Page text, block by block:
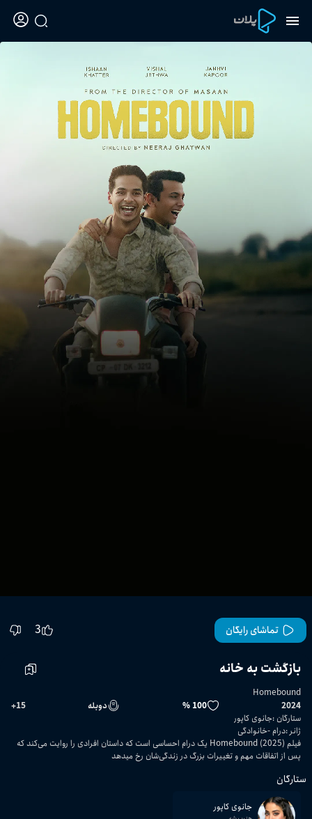
تماشای رایگان 3
بازگشت به خانه
Homebound
2024
100 % دوبله 15
+
ستارگان :جانوی کاپور
ژانر :درام خانوادگی
فیلم Homebound (2025) یک درام احساسی است که داستان افرادی را روایت می‌کند که
پس از اتفاقات مهم و تغییرات بزرگ در زندگی‌شان رخ میدهد
ستارگان
جانوی کاپور